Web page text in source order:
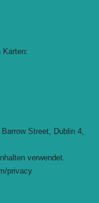
Karten:
Street, Dublin 4,
verwendet.
privacy